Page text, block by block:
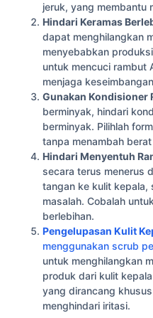
jeruk, yang membantu
Hindari Keramas
dapat menghilangkan
menyebabkan
untuk mencuci rambut
menjaga
Gunakan Kondisioner
berminyak, hindari
berminyak. Pilihlah
tanpa menambah
Hindari Menyentuh
secara terus menerus
tangan ke kulit kepala,
masalah. Cobalah
berlebihan.
Pengelupasan Kulit
menggunakan scrub
untuk menghilangkan
produk dari kulit
yang dirancang
menghindari iritasi.